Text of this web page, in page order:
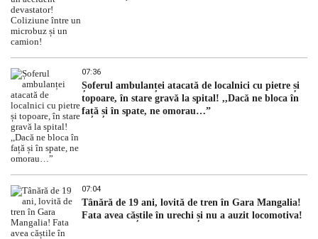
07:36
Șoferul ambulanței atacată de localnici cu pietre și
topoare, în stare gravă la spital! ,,Dacă ne bloca în
față și în spate, ne omorau…”
07:04
Tânără de 19 ani, lovită de tren în Gara Mangalia!
Fata avea căștile în urechi și nu a auzit locomotiva!